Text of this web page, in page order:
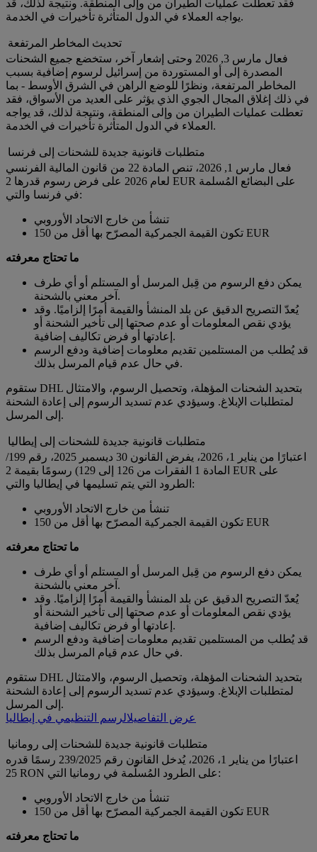
فقد تعطلت عمليات الطيران من وإلى المنطقة. ونتيجة لذلك، قد
يواجه العملاء في الدول المتأثرة تأخيرات في الخدمة.
تحديث المخاطر المرتفعة
فعال مارس 3, 2026 وحتى إشعار آخر، ستخضع جميع الشحنات
المصدرة إلى أو المستوردة من إسرائيل لرسوم إضافية بسبب
المخاطر المرتفعة، ونظرًا للوضع الراهن في الشرق الأوسط - بما
في ذلك إغلاق المجال الجوي الذي يؤثر على العديد من الأسواق، فقد
تعطلت عمليات الطيران من وإلى المنطقة، ونتيجة لذلك، قد يواجه
العملاء في الدول المتأثرة تأخيرات في الخدمة.
متطلبات قانونية جديدة للشحنات إلى فرنسا
فعال مارس 1, 2026، تنص المادة 22 من قانون المالية الفرنسي
لعام 2026 على فرض رسوم قدرها 2 EUR على البضائع المُسلمة
في فرنسا والتي:
تنشأ من خارج الاتحاد الأوروبي
تكون القيمة الجمركية المصرّح بها أقل من 150 EUR
ما تحتاج معرفته
يمكن دفع الرسوم من قِبل المرسل أو المستلم أو أي طرف
آخر معني بالشحنة.
يُعدّ التصريح الدقيق عن بلد المنشأ والقيمة أمرًا إلزاميًا. وقد
يؤدي نقص المعلومات أو عدم صحتها إلى تأخير الشحنة أو
إعادتها أو فرض تكاليف إضافية.
قد يُطلب من المستلمين تقديم معلومات إضافية ودفع الرسم
في حال عدم قيام المرسل بذلك.
ستقوم DHL بتحديد الشحنات المؤهلة، وتحصيل الرسوم، والامتثال
لمتطلبات الإبلاغ. وسيؤدي عدم تسديد الرسوم إلى إعادة الشحنة
إلى المرسل.
متطلبات قانونية جديدة للشحنات إلى إيطاليا
اعتبارًا من يناير 1، 2026، يفرض القانون 30 ديسمبر 2025، رقم 199/
المادة 1 الفقرات من 126 إلى 129) رسومًا بقيمة 2 EUR على
الطرود التي يتم تسليمها في إيطاليا والتي:
تنشأ من خارج الاتحاد الأوروبي
تكون القيمة الجمركية المصرّح بها أقل من 150 EUR
ما تحتاج معرفته
يمكن دفع الرسوم من قِبل المرسل أو المستلم أو أي طرف
آخر معني بالشحنة.
يُعدّ التصريح الدقيق عن بلد المنشأ والقيمة أمرًا إلزاميًا. وقد
يؤدي نقص المعلومات أو عدم صحتها إلى تأخير الشحنة أو
إعادتها أو فرض تكاليف إضافية.
قد يُطلب من المستلمين تقديم معلومات إضافية ودفع الرسم
في حال عدم قيام المرسل بذلك.
ستقوم DHL بتحديد الشحنات المؤهلة، وتحصيل الرسوم، والامتثال
لمتطلبات الإبلاغ. وسيؤدي عدم تسديد الرسوم إلى إعادة الشحنة
إلى المرسل.
عرض التفاصيلالرسم التنظيمي في إيطاليا
متطلبات قانونية جديدة للشحنات إلى رومانيا
اعتبارًا من يناير 1، 2026، يُدخل القانون رقم 239/2025 رسمًا قدره
25 RON على الطرود المُسلَّمة في رومانيا التي:
تنشأ من خارج الاتحاد الأوروبي
تكون القيمة الجمركية المصرّح بها أقل من 150 EUR
ما تحتاج معرفته